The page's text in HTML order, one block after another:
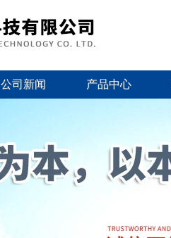
公司新闻 产品中心